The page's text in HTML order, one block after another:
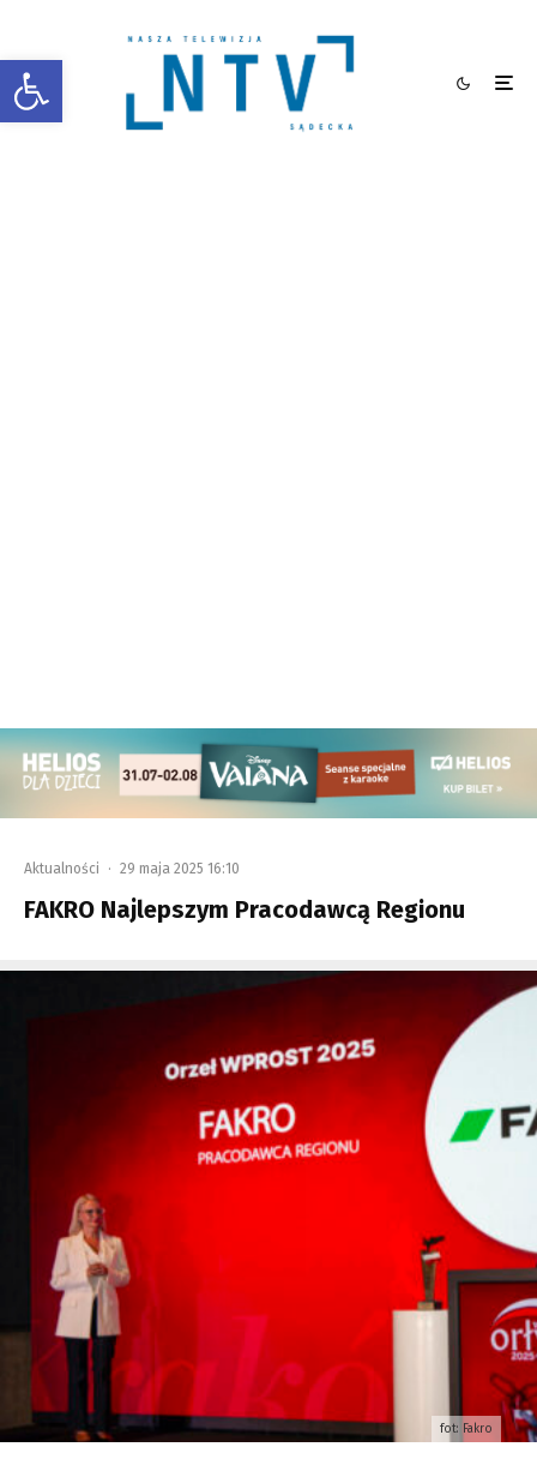
Otwórz pasek narzędzi
Aktualności · 29 maja 2025 16:10
FAKRO Najlepszym Pracodawcą Regionu
fot: Fakro